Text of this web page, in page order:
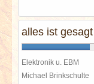
alles ist gesagt
Elektronik u. EBM
Michael Brinkschulte